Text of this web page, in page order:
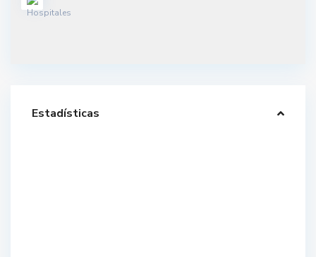
Estadísticas